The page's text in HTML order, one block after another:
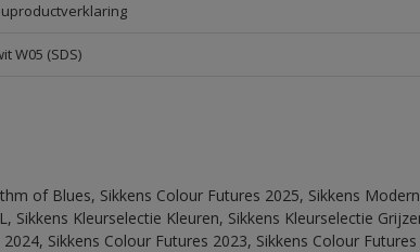
W05 (SDS)
of Blues, Sikkens Colour Futures 2025, Sikkens
Sikkens Kleurselectie Kleuren, Sikkens Kleurselectie
Sikkens Colour Futures 2023, Sikkens Colour Futures